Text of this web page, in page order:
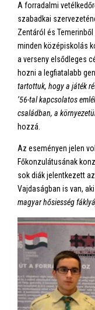
A forradalmi
szabadkai
Zentáról és
minden középiskolás
a verseny elsődleges
hozni a legfiatalabb
tartottuk, hogy a játék
’56-tal kapcsolatos
családban, a
hozzá.
Az eseményen jelen
Főkonzulátusának
sok diák jelentkezett
Vajdaságban is van,
magyar hősiesség